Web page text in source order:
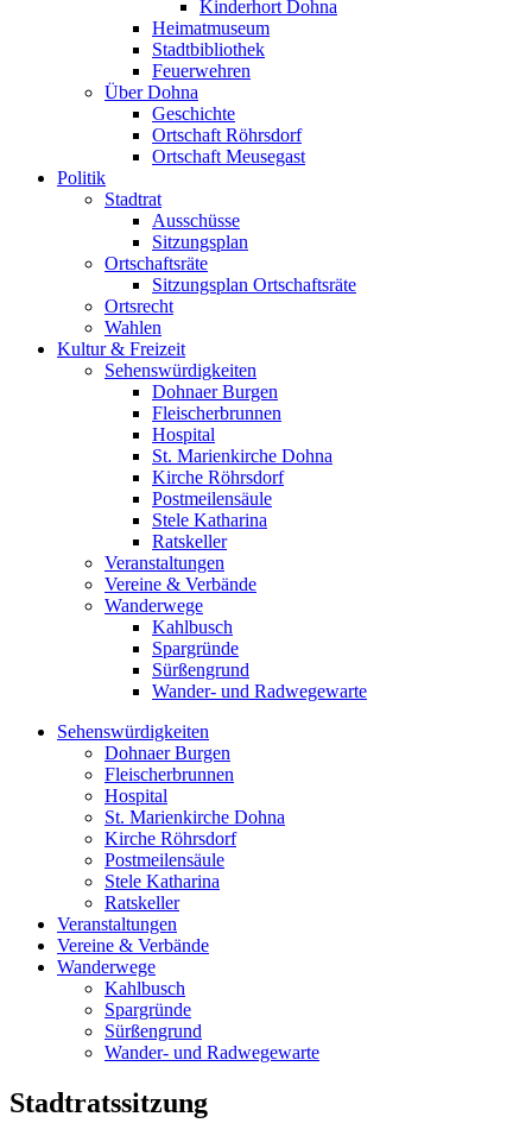
Kinderhort Dohna
Heimatmuseum
Stadtbibliothek
Feuerwehren
Über Dohna
Geschichte
Ortschaft Röhrsdorf
Ortschaft Meusegast
Politik
Stadtrat
Ausschüsse
Sitzungsplan
Ortschaftsräte
Sitzungsplan Ortschaftsräte
Ortsrecht
Wahlen
Kultur & Freizeit
Sehenswürdigkeiten
Dohnaer Burgen
Fleischerbrunnen
Hospital
St. Marienkirche Dohna
Kirche Röhrsdorf
Postmeilensäule
Stele Katharina
Ratskeller
Veranstaltungen
Vereine & Verbände
Wanderwege
Kahlbusch
Spargründe
Sürßengrund
Wander- und Radwegewarte
Sehenswürdigkeiten
Dohnaer Burgen
Fleischerbrunnen
Hospital
St. Marienkirche Dohna
Kirche Röhrsdorf
Postmeilensäule
Stele Katharina
Ratskeller
Veranstaltungen
Vereine & Verbände
Wanderwege
Kahlbusch
Spargründe
Sürßengrund
Wander- und Radwegewarte
Stadtratssitzung